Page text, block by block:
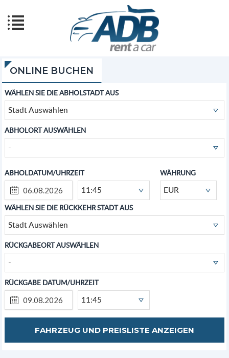
ONLINE BUCHEN
WÄHLEN SIE DIE ABHOLSTADT AUS
Stadt Auswählen
ABHOLORT AUSWÄHLEN
-
ABHOLDATUM/UHRZEIT
11:45
WÄHRUNG
EUR
WÄHLEN SIE DIE RÜCKKEHR STADT AUS
Stadt Auswählen
RÜCKGABEORT AUSWÄHLEN
-
RÜCKGABE DATUM/UHRZEIT
11:45